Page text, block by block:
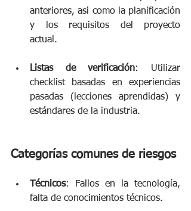
anteriores, asi como la planificación
y los requisitos del proyecto
actual.
Listas de verificación: Utilizar
checklist basadas en experiencias
pasadas (lecciones aprendidas) y
estándares de la industria.
Categorías comunes de riesgos
Técnicos: Fallos en la tecnología,
falta de conocimientos técnicos.